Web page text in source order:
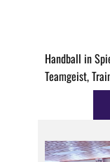
Handball in
Teamgeist,